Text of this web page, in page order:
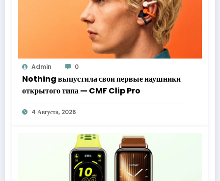
Admin 0
Nothing выпустила свои первые наушники
открытого типа — CMF Clip Pro
4 Августа, 2026